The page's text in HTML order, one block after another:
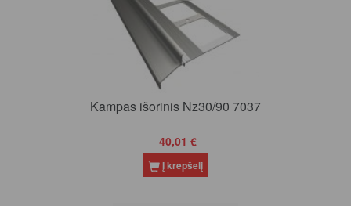
Kampas išorinis Nz30/90 7037
40,01 €
Į krepšelį